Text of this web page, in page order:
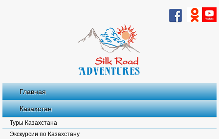
Главная
Казахстан
Туры Казахстана
Экскурсии по Казахстану